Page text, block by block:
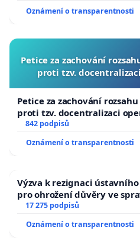
Oznámení o transparentnosti
Petice za zachování
proti tzv.
Petice za zachování
proti tzv. docentralizaci
842 podpisů
Oznámení o transparentnosti
Výzva k rezignaci ústavního
pro ohrožení důvěry ve
17 275 podpisů
Oznámení o transparentnosti